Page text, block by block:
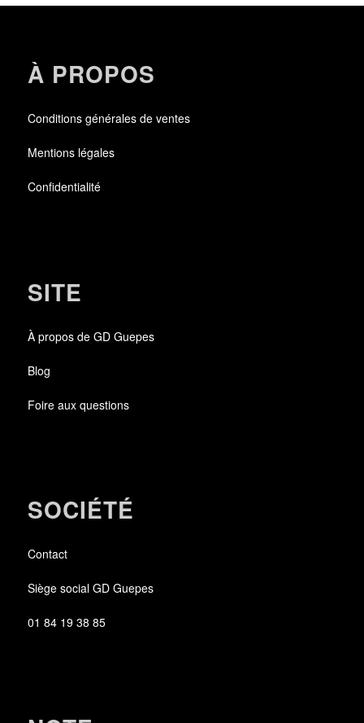
À PROPOS
Conditions générales de ventes
Mentions légales
Confidentialité
SITE
À propos de GD Guepes
Blog
Foire aux questions
SOCIÉTÉ
Contact
Siège social GD Guepes
01 84 19 38 85